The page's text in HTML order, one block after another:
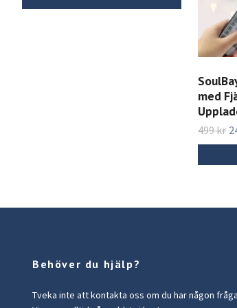
med
499 kr
Behöver du hjälp?
Tveka inte att kontakta oss om du har någon